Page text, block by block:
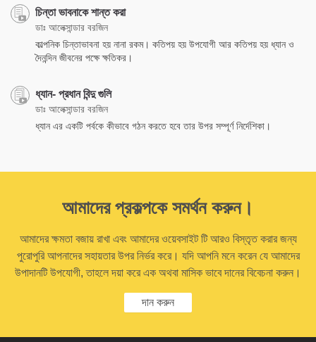
চিন্তা ভাবনাকে শান্ত করা
ডাঃ আলেক্সান্ডার বরজিন
কাল্পনিক চিন্তাভাবনা হয় নানা রকম। কতিপয় হয় উপযোগী আর কতিপয় হয় ধ্যান ও
দৈনন্দিন জীবনের পক্ষে ক্ষতিকর।
ধ্যান- প্রধান বিন্দু গুলি
ডাঃ আলেক্সান্ডার বরজিন
ধ্যান এর একটি পর্বকে কীভাবে গঠন করতে হবে তার উপর সম্পূর্ণ নির্দেশিকা।
আমাদের প্রকল্পকে সমর্থন করুন।
আমাদের ক্ষমতা বজায় রাখা এবং আমাদের ওয়েবসাইট টি আরও বিস্তৃত করার জন্য
পুরোপুরি আপনাদের সহায়তার উপর নির্ভর করে। যদি আপনি মনে করেন যে আমাদের
উপাদানটি উপযোগী, তাহলে দয়া করে এক অথবা মাসিক ভাবে দানের বিবেচনা করুন।
দান করুন